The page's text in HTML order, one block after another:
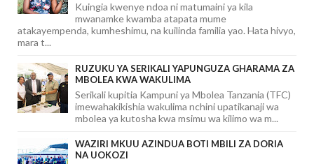
Kuingia kwenye ndoa ni matumaini ya kila
mwanamke kwamba atapata mume
atakayempenda, kumheshimu, na kuilinda familia yao. Hata hivyo,
mara t...
RUZUKU YA SERIKALI YAPUNGUZA GHARAMA ZA
MBOLEA KWA WAKULIMA
Serikali kupitia Kampuni ya Mbolea Tanzania (TFC)
imewahakikishia wakulima nchini upatikanaji wa
mbolea ya kutosha kwa msimu wa kilimo wa m...
WAZIRI MKUU AZINDUA BOTI MBILI ZA DORIA
NA UOKOZI